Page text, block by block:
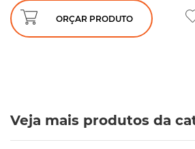
ORÇAR PRODUTO
Veja mais produtos da